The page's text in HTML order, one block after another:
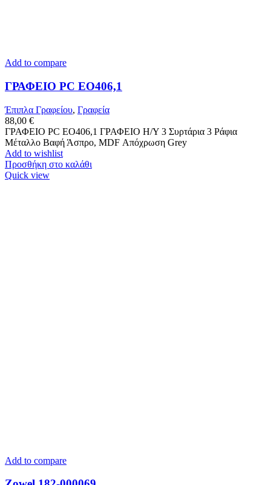
Add to compare
ΓΡΑΦΕΙΟ PC ΕΟ406,1
Έπιπλα Γραφείου, Γραφεία
88,00 €
ΓΡΑΦΕΙΟ PC ΕΟ406,1 ΓΡΑΦΕΙΟ Η/Υ 3 Συρτάρια 3 Ράφια
Μέταλλο Βαφή Άσπρο, MDF Απόχρωση Grey
Add to wishlist
Προσθήκη στο καλάθι
Quick view
Add to compare